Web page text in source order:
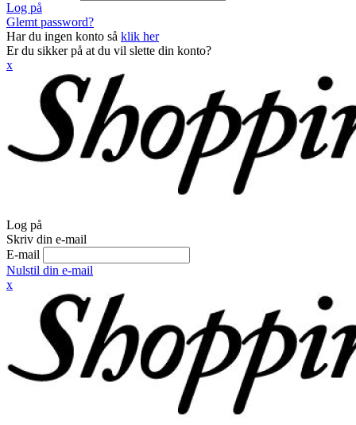
Log på
Glemt password?
Har du ingen konto så klik her
Er du sikker på at du vil slette din konto?
x
Log på
Skriv din e-mail
E-mail
Nulstil din e-mail
x